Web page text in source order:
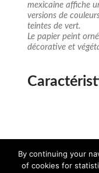
mexicaine affiche
versions de
teintes de vert.
Le papier peint
décorative et
Téléchargez
le dossier 3D
By continuing your
of cookies for